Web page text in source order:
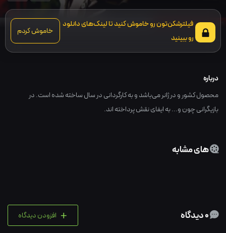
فیلترشکن‌تون رو خاموش کنید تا لینک‌های دانلود
رو ببینید
خاموش کردم
درباره
محصول کشور و در ژانر می‌باشد و به کارگردانی در سال ساخته شده است. در
بازیگرانی چون و... به ایفای نقش پرداخته اند.
های مشابه
+ افزودن دیدگاه